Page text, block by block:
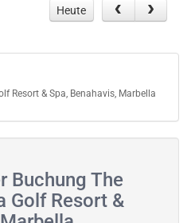
Heute
Resort & Spa, Benahavis, Marbella
Buchung The
Golf Resort &